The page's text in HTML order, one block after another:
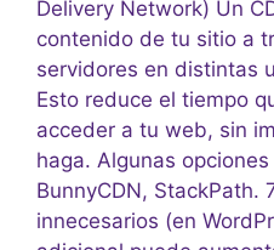
Delivery Network) Un
contenido de tu sitio a
servidores en distintas
Esto reduce el tiempo
acceder a tu web, sin
haga. Algunas
BunnyCDN, StackPath.
innecesarios (en